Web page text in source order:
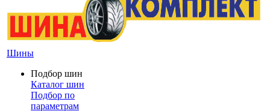
Шины
Подбор шин
Каталог шин
Подбор по
параметрам